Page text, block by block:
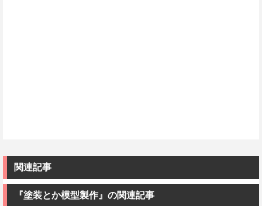
関連記事
『塗装とか模型製作』の関連記事